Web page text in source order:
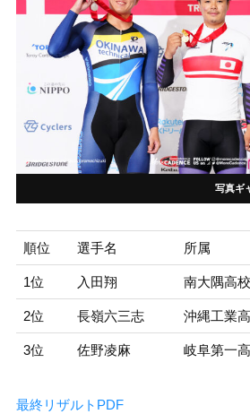
写真ギ
順位 選手名 所属
1位 入田翔 南大隅高校
2位 長嶺六三志 沖縄工業
3位 佐野凌麻 岐阜第一
最終リザルトPDF